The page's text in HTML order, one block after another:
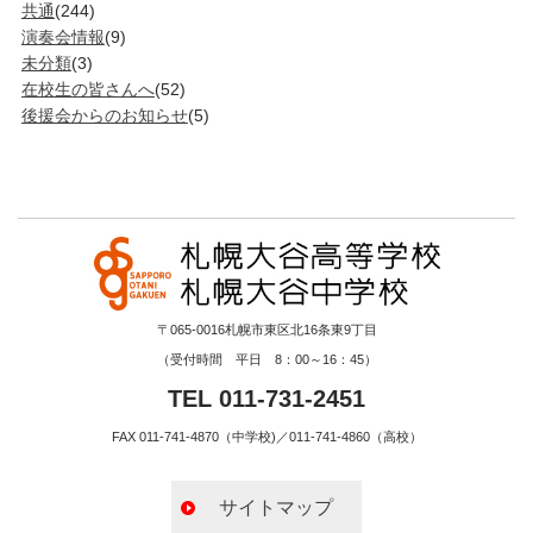
共通(244)
演奏会情報(9)
未分類(3)
在校生の皆さんへ(52)
後援会からのお知らせ(5)
〒065-0016札幌市東区北16条東9丁目
（受付時間 平日 8：00～16：45）
TEL 011-731-2451
FAX 011-741-4870（中学校)／011-741-4860（高校）
サイトマップ